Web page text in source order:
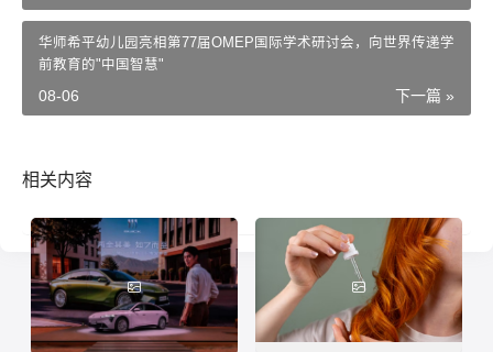
华师希平幼儿园亮相第77届OMEP国际学术研讨会，向世界传递学
前教育的"中国智慧"
下一篇 »
08-06
相关内容